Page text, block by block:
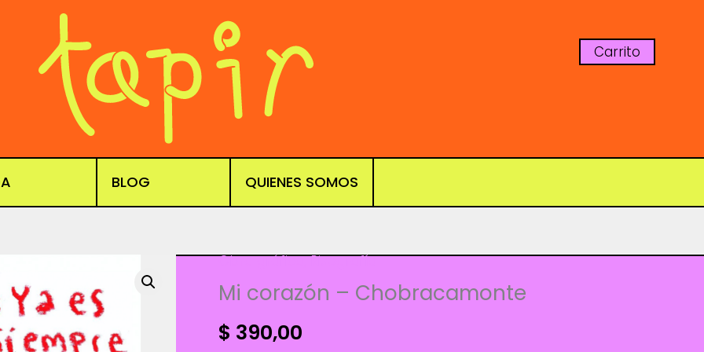
Carrito
BLOG QUIENES SOMOS
Obra gráfica,Risografía
Mi corazón – Chobracamonte
$ 390,00